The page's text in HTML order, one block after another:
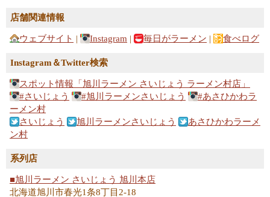
店舗関連情報
ウェブサイト | Instagram | 毎日がラーメン | 食べログ
Instagram＆Twitter検索
スポット情報「旭川ラーメン さいじょう ラーメン村店」
#さいじょう
#旭川ラーメンさいじょう
#あさひかわラ
ーメン村
さいじょう
旭川ラーメンさいじょう
あさひかわラーメ
ン村
系列店
■旭川ラーメン さいじょう 旭川本店
北海道旭川市春光1条8丁目2-18